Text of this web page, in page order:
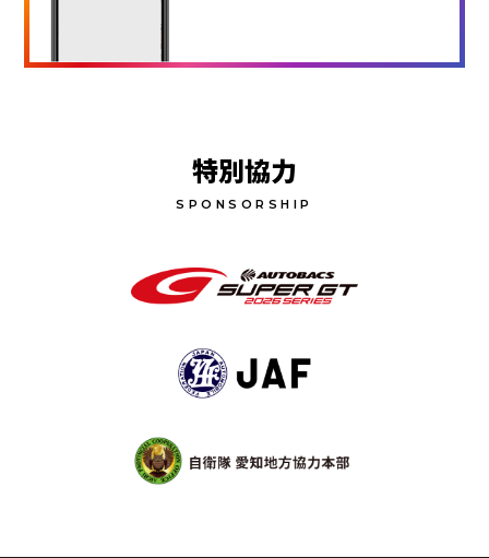
特別協力
SPONSORSHIP